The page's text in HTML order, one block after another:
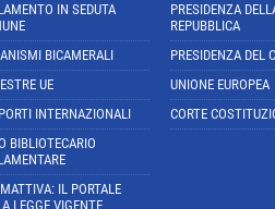
IN SEDUTA
BICAMERALI
UE
INTERNAZIONALI
BIBLIOTECARIO
IL PORTALE
LEGGE VIGENTE
PRESIDENZA
REPUBBLICA
PRESIDENZA DEL
UNIONE EUROPEA
CORTE